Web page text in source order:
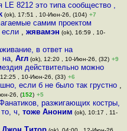
LE 8212 это типа сообщество ,
(ok), 17:51 , 10-Июн-26, (104) +7
самим проектом
если ,жявамэн (ok), 16:59 , 10-
в ответ на
на, Агл(ok), 12:20 , 10-Июн-26, (32) +9
действительно можно
, 10-Июн-26, (33) +6
если б не было так грустно ,
26, (152) +5
разжигающих костры,
ч, тоже Аноним (ok), 10:17 , 11-